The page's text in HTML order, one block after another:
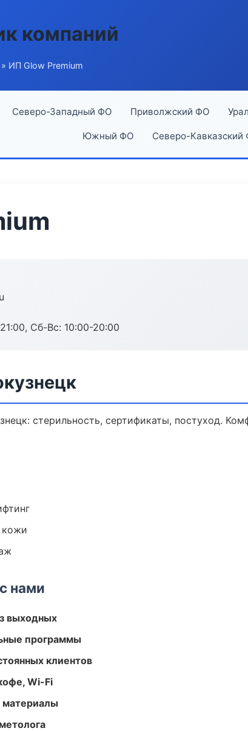
компаний
» ИП Glow Premium
Северо-Западный ФО Приволжский ФО
Южный ФО Северо-Кавказский
Сб-Вс: 10:00-20:00
стерильность, сертификаты, постуход.
кожи
нами
выходных
программы
клиентов
Wi-Fi
материалы